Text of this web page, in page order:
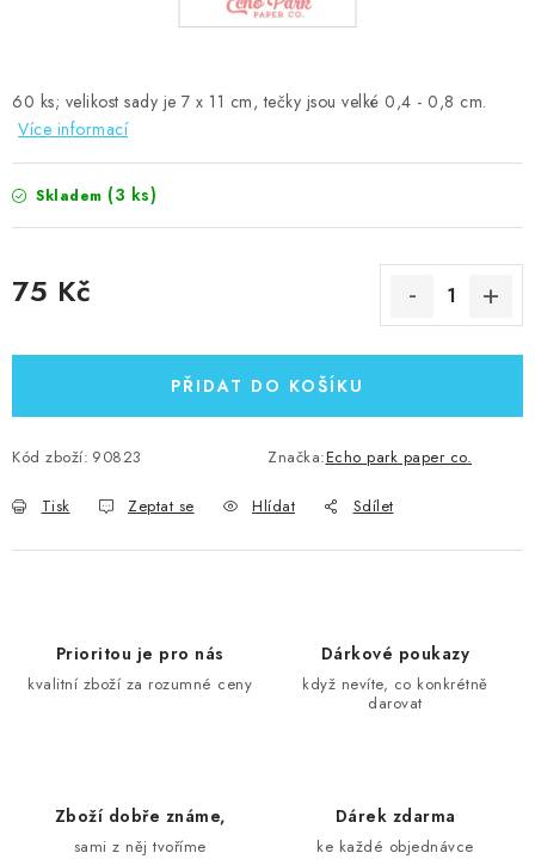
60 ks; velikost sady je 7 x 11 cm, tečky jsou velké 0,4 - 0,8 cm.
Více informací
Skladem (3 ks)
75 Kč
PŘIDAT DO KOŠÍKU
Kód zboží: 90823 Značka:Echo park paper co.
Tisk Zeptat se Hlídat Sdílet
Prioritou je pro nás
kvalitní zboží za rozumné ceny
Dárkové poukazy
když nevíte, co konkrétně
darovat
Zboží dobře známe,
sami z něj tvoříme
Dárek zdarma
ke každé objednávce